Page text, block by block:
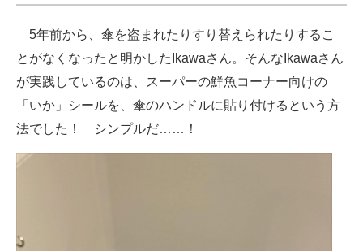
5年前から、傘を盗まれたりすり替えられたりするこ
とがなくなったと明かしたIkawaさん。そんなIkawaさん
が実践しているのは、スーパーの鮮魚コーナー向けの
「いか」シールを、傘のハンドルに貼り付けるという方
法でした！ シンプルだ……！